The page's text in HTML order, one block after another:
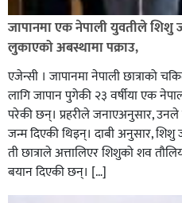
जापानमा एक नेपाली युवतीले शिशु
लुकाएको अबस्थामा पक्राउ,
एजेन्सी । जापानमा नेपाली छात्राको
लागि जापान पुगेकी २३ वर्षीया एक
परेकी छन्। प्रहरीले जनाएअनुसार,
जन्म दिएकी थिइन्। दाबी अनुसार,
ती छात्राले अत्तालिएर शिशुको शव
बयान दिएकी छन्। […]